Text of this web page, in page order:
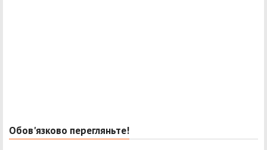
Обов'язково перегляньте!